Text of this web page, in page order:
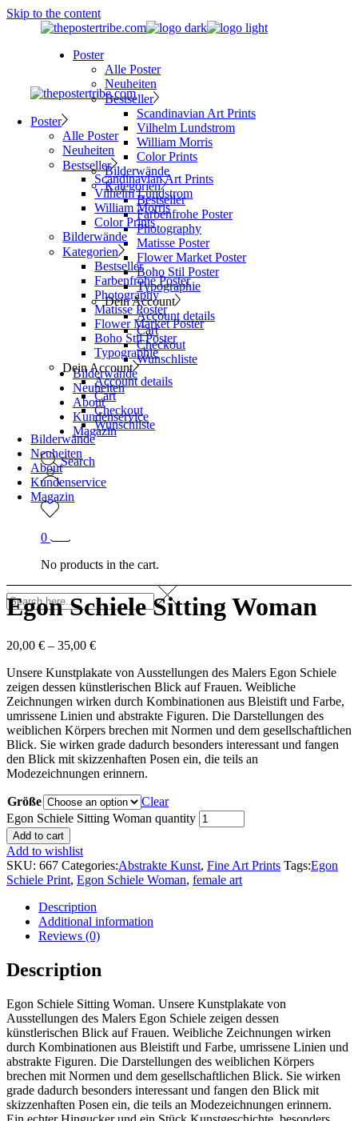
Skip to the content
Poster
Alle Poster
Neuheiten
Bestseller
Scandinavian Art Prints
Vilhelm Lundstrom
William Morris
Color Prints
Bilderwände
Kategorien
Bestseller
Farbenfrohe Poster
Photography
Matisse Poster
Flower Market Poster
Boho Stil Poster
Typographie
Dein Account
Account details
Cart
Checkout
Wunschliste
Bilderwände
Neuheiten
About
Kundenservice
Magazin
Search
0
No products in the cart.
Poster
Alle Poster
Neuheiten
Bestseller
Scandinavian Art Prints
Vilhelm Lundstrom
William Morris
Color Prints
Bilderwände
Kategorien
Bestseller
Farbenfrohe Poster
Photography
Matisse Poster
Flower Market Poster
Boho Stil Poster
Typographie
Dein Account
Account details
Cart
Checkout
Wunschliste
Bilderwände
Neuheiten
About
Kundenservice
Magazin
Egon Schiele Sitting Woman
20,00 € – 35,00 €
Unsere Kunstplakate von Ausstellungen des Malers Egon Schiele
zeigen dessen künstlerischen Blick auf Frauen. Weibliche
Zeichnungen wirken durch Kombinationen aus Bleistift und Farbe,
umrissene Linien und abstrakte Figuren. Die Darstellungen des
weiblichen Körpers brechen mit Normen und dem gesellschaftlichen
Blick. Sie wirken grade dadurch besonders interessant und fangen
den Blick mit skizzenhaften Posen ein, die teils an
Modezeichnungen erinnern.
Größe
Clear
Egon Schiele Sitting Woman quantity
Add to cart
Add to wishlist
SKU: 667 Categories:Abstrakte Kunst, Fine Art Prints Tags:Egon
Schiele Print, Egon Schiele Woman, female art
Description
Additional information
Reviews (0)
Description
Egon Schiele Sitting Woman. Unsere Kunstplakate von
Ausstellungen des Malers Egon Schiele zeigen dessen
künstlerischen Blick auf Frauen. Weibliche Zeichnungen wirken
durch Kombinationen aus Bleistift und Farbe, umrissene Linien und
abstrakte Figuren. Die Darstellungen des weiblichen Körpers
brechen mit Normen und dem gesellschaftlichen Blick. Sie wirken
grade dadurch besonders interessant und fangen den Blick mit
skizzenhaften Posen ein, die teils an Modezeichnungen erinnern.